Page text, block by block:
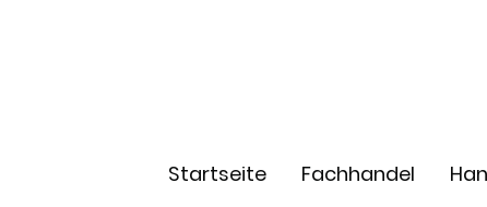
Startseite Fachhandel